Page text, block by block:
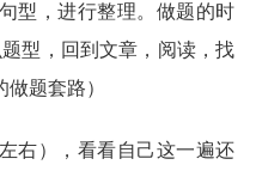
型，进行整理。做题的时
型，回到文章，阅读，找
题套路）
右），看看自己这一遍还